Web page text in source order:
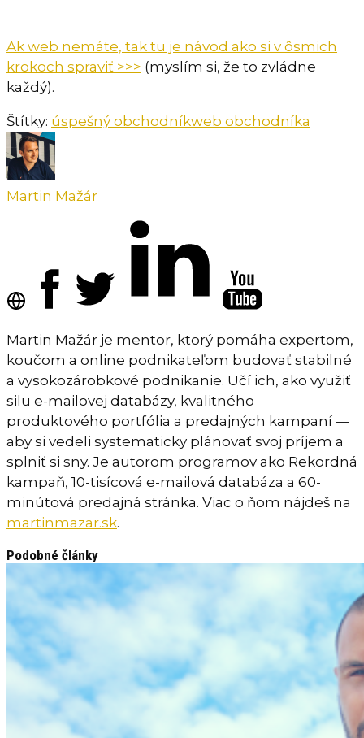
Ak web nemáte, tak tu je návod ako si v ôsmich
krokoch spraviť >>> (myslím si, že to zvládne
každý).
Štítky: úspešný obchodníkweb obchodníka
Martin Mažár
Martin Mažár je mentor, ktorý pomáha expertom,
koučom a online podnikateľom budovať stabilné
a vysokozárobkové podnikanie. Učí ich, ako využiť
silu e-mailovej databázy, kvalitného
produktového portfólia a predajných kampaní —
aby si vedeli systematicky plánovať svoj príjem a
splniť si sny. Je autorom programov ako Rekordná
kampaň, 10-tisícová e-mailová databáza a 60-
minútová predajná stránka. Viac o ňom nájdeš na
martinmazar.sk.
Podobné články